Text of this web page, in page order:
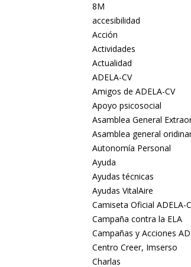
8M
accesibilidad
Acción
Actividades
Actualidad
ADELA-CV
Amigos de ADELA-CV
Apoyo psicosocial
Asamblea General
Asamblea general
Autonomía Personal
Ayuda
Ayudas técnicas
Ayudas VitalAire
Camiseta Oficial ADELA-
Campaña contra la ELA
Campañas y Acciones
Centro Creer, Imserso
Charlas